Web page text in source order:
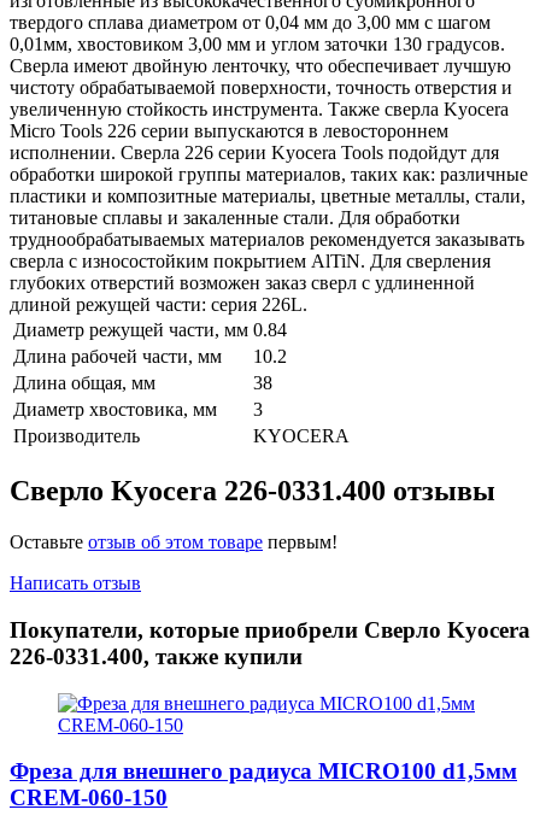
твердого сплава диаметром от 0,04 мм до 3,00 мм с шагом
0,01мм, хвостовиком 3,00 мм и углом заточки 130 градусов.
Сверла имеют двойную ленточку, что обеспечивает лучшую
чистоту обрабатываемой поверхности, точность отверстия и
увеличенную стойкость инструмента. Также сверла Kyocera
Micro Tools 226 серии выпускаются в левостороннем
исполнении. Сверла 226 серии Kyocera Tools подойдут для
обработки широкой группы материалов, таких как: различные
пластики и композитные материалы, цветные металлы, стали,
титановые сплавы и закаленные стали. Для обработки
труднообрабатываемых материалов рекомендуется заказывать
сверла с износостойким покрытием AlTiN. Для сверления
глубоких отверстий возможен заказ сверл с удлиненной
длиной режущей части: серия 226L.
Диаметр режущей части, мм 0.84
Длина рабочей части, мм
10.2
Длина общая, мм
38
Диаметр хвостовика, мм
3
Производитель
KYOCERA
Сверло Kyocera 226-0331.400 отзывы
Оставьте отзыв об этом товаре первым!
Написать отзыв
Покупатели, которые приобрели Сверло Kyocera
226-0331.400, также купили
Фреза для внешнего радиуса MICRO100 d1,5мм
CREM-060-150